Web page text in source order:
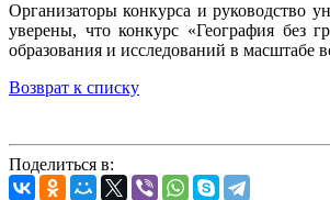
Организаторы конкурса и руководство
уверены, что конкурс «География без
образования и исследований в масштабе
Возврат к списку
Поделиться в: